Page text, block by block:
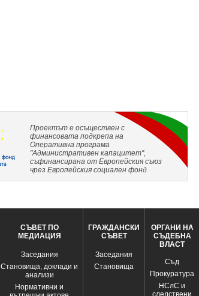
Проектът е осъществен с
финансовата подкрепа на
Оперативна програма
"Административен капацитет",
съфинансирана от Европейския съюз
чрез Европейския социален фонд
СЪВЕТ ПО
МЕДИАЦИЯ
Заседания
Становища, доклади и
анализи
Нормативни и
ГРАЖДАНСКИ
СЪВЕТ
Заседания
Становища
ОРГАНИ НА
СЪДЕБНА
ВЛАСТ
Съд
Прокуратура
НСлС и
следствени